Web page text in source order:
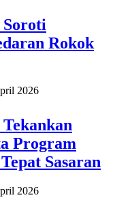
Soroti
Rokok
2026
Program
Sasaran
2026